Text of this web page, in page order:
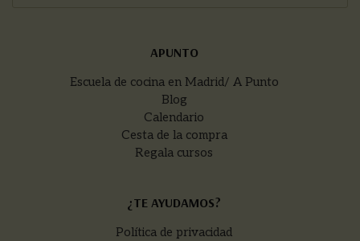
APUNTO
Escuela de cocina en Madrid/ A Punto
Blog
Calendario
Cesta de la compra
Regala cursos
¿TE AYUDAMOS?
Política de privacidad